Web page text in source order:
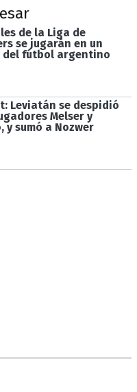
de la Liga de
se jugarán en un
del fútbol argentino
Leviatán se despidió
Melser y
y sumó a Nozwer